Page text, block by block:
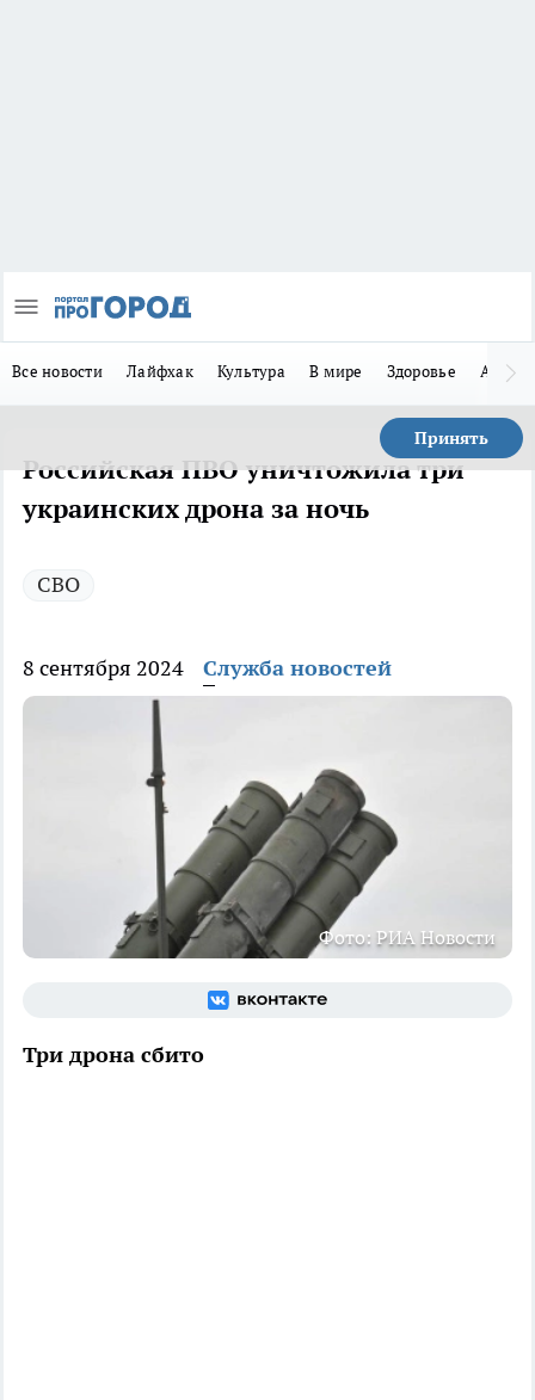
Все новости Лайфхак Культура В мире Здоровье Авто
Принять
Российская ПВО уничтожила три
украинских дрона за ночь
СВО
8 сентября 2024 Служба новостей
Фото: РИА Новости
Три дрона сбито